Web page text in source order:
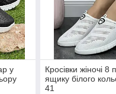
у
Кросівки жіночі 8
ящику білого
41